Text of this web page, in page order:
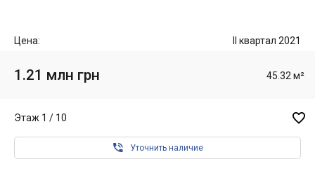
Цена: II квартал 2021
1.21 млн грн 45.32 м²
Этаж 1 / 10 
 Уточнить наличие